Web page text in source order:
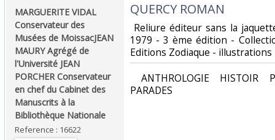
‎MARGUERITE VIDAL
Conservateur des
Musées de MoissacJEAN
MAURY Agrégé de
l'Université JEAN
PORCHER Conservateur
en chef du Cabinet des
Manuscrits à la
Bibliothèque Nationale ‎
Reference : 16622
‎QUERCY ROMAN ‎
Reliure éditeur sans la
1979 - 3 ème édition -
Editions Zodiaque - illustrations ‎
ANTHROLOGIE HISTOIR
PARADES‎